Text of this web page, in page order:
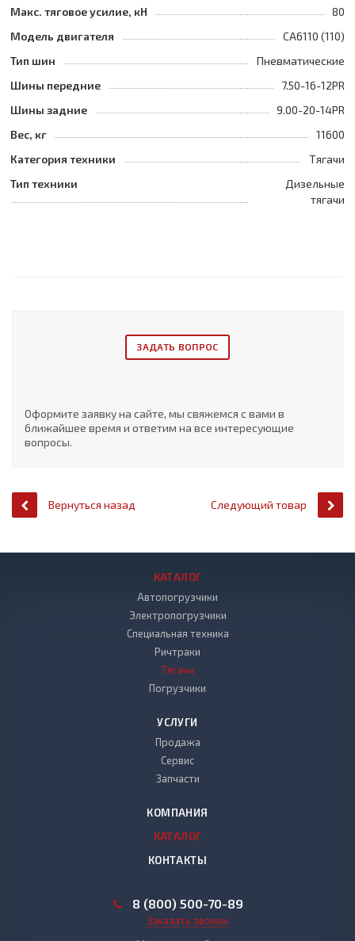
Макс. тяговое усилие, кН
80
Модель двигателя
CA6110 (110)
Тип шин
Пневматические
Шины передние
7.50-16-12PR
Шины задние
9.00-20-14PR
Вес, кг
11600
Категория техники
Тягачи
Тип техники
Дизельные
тягачи
ЗАДАТЬ ВОПРОС
Оформите заявку на сайте, мы свяжемся с вами в
ближайшее время и ответим на все интересующие
вопросы.
Вернуться назад Следующий товар
КАТАЛОГ
Автопогрузчики
Электропогрузчики
Специальная техника
Ричтраки
Тягачи
Погрузчики
УСЛУГИ
Продажа
Сервис
Запчасти
КОМПАНИЯ
КАТАЛОГ
КОНТАКТЫ
8 (800) 500-70-89
Заказать звонок